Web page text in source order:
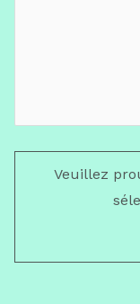
Veuillez